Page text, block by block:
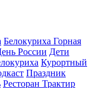
Белокуриха Горная
России Дети
Курортный
Праздник
Ресторан Трактир